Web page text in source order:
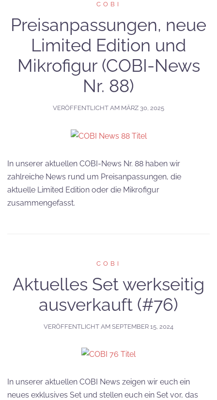
COBI
Preisanpassungen, neue
Limited Edition und
Mikrofigur (COBI-News
Nr. 88)
VERÖFFENTLICHT AM MÄRZ 30, 2025
In unserer aktuellen COBI-News Nr. 88 haben wir
zahlreiche News rund um Preisanpassungen, die
aktuelle Limited Edition oder die Mikrofigur
zusammengefasst.
COBI
Aktuelles Set werkseitig
ausverkauft (#76)
VERÖFFENTLICHT AM SEPTEMBER 15, 2024
In unserer aktuellen COBI News zeigen wir euch ein
neues exklusives Set und stellen euch ein Set vor, das